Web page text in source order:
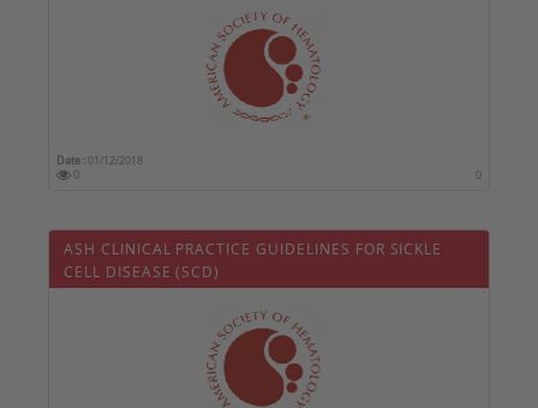
Date :01/12/2018
0
0
ASH CLINICAL PRACTICE GUIDELINES FOR SICKLE
CELL DISEASE (SCD)